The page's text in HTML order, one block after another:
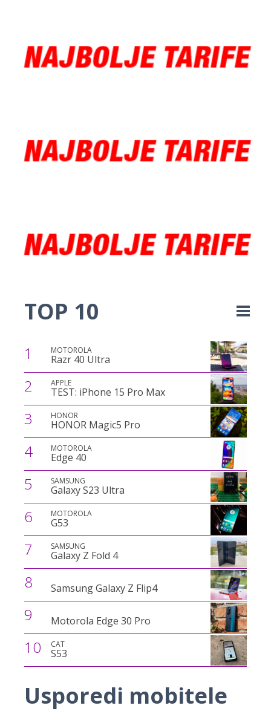
TOP 10
1 MOTOROLA
Razr 40 Ultra
2 APPLE
TEST: iPhone 15 Pro Max
3 HONOR
HONOR Magic5 Pro
4 MOTOROLA
Edge 40
5 SAMSUNG
Galaxy S23 Ultra
6 MOTOROLA
G53
7 SAMSUNG
Galaxy Z Fold 4
8 Samsung Galaxy Z Flip4
9 Motorola Edge 30 Pro
10 CAT
S53
Usporedi mobitele